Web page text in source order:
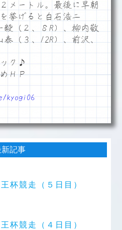
メートル。最後に早朝
挙げると白石浩二
毅（２、８R）、柳内敬
（３、12R）、前沢、
ク♪
めＨＰ
kyogi06
新記事
杯競走（５日目）
杯競走（４日目）